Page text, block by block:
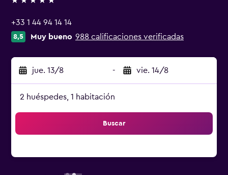
5 estrellas
+33 1 44 94 14 14
8,5 Muy bueno 988 calificaciones verificadas
jue. 13/8 - vie. 14/8
2 huéspedes, 1 habitación
Buscar